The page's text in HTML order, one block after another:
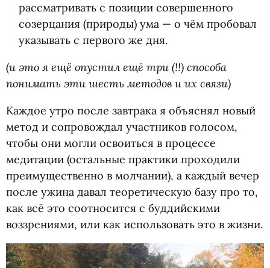
рассматривать с позиции совершенного
созерцания (природы) ума — о чём пробовал
указывать с первого же дня.
(и это я ещё опустил ещё три (!!) способа
понимать эти шесть методов и их связи)
Каждое утро после завтрака я объяснял новый
метод и сопровождал участников голосом,
чтобы они могли освоиться в процессе
медитации (остальные практики проходили
преимущественно в молчании), а каждый вечер
после ужина давал теоретическую базу про то,
как всё это соотносится с буддийскими
воззрениями, или как использовать это в жизни.